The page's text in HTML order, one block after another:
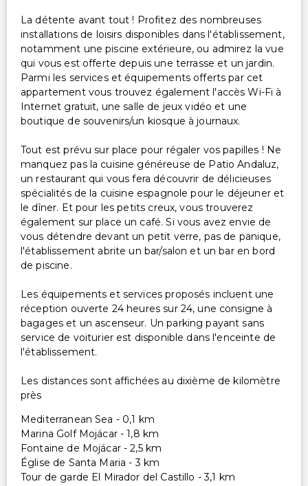
La détente avant tout ! Profitez des nombreuses
installations de loisirs disponibles dans l'établissement,
notamment une piscine extérieure, ou admirez la vue
qui vous est offerte depuis une terrasse et un jardin.
Parmi les services et équipements offerts par cet
appartement vous trouvez également l'accès Wi-Fi à
Internet gratuit, une salle de jeux vidéo et une
boutique de souvenirs/un kiosque à journaux.
Tout est prévu sur place pour régaler vos papilles ! Ne
manquez pas la cuisine généreuse de Patio Andaluz,
un restaurant qui vous fera découvrir de délicieuses
spécialités de la cuisine espagnole pour le déjeuner et
le dîner. Et pour les petits creux, vous trouverez
également sur place un café. Si vous avez envie de
vous détendre devant un petit verre, pas de panique,
l'établissement abrite un bar/salon et un bar en bord
de piscine.
Les équipements et services proposés incluent une
réception ouverte 24 heures sur 24, une consigne à
bagages et un ascenseur. Un parking payant sans
service de voiturier est disponible dans l'enceinte de
l'établissement.
Les distances sont affichées au dixième de kilomètre
près
Mediterranean Sea - 0,1 km
Marina Golf Mojácar - 1,8 km
Fontaine de Mojácar - 2,5 km
Église de Santa Maria - 3 km
Tour de garde El Mirador del Castillo - 3,1 km